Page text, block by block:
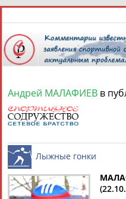
10
СПОРТСМЕНЫ, ТРЕНЕРЫ
Найдено: 1персона
Андрей МАЛАФИЕВ в